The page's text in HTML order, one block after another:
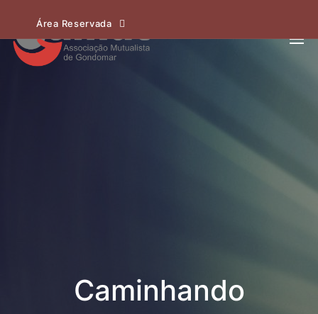
Área Reservada
Caminhando